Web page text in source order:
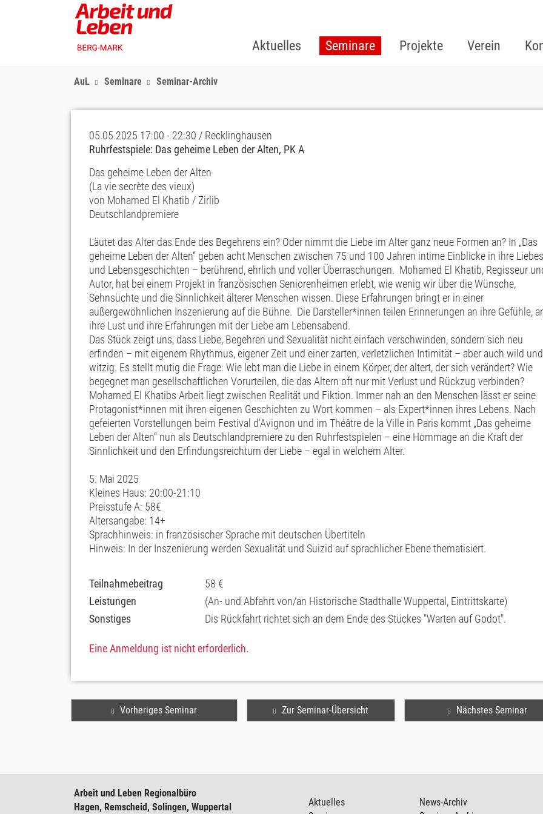
Aktuelles Seminare Projekte Verein
AuL Seminare Seminar-Archiv
05.05.2025 17:00 - 22:30 / Recklinghausen
Ruhrfestspiele: Das geheime Leben der Alten, PK A
Das geheime Leben der Alten
(La vie secrète des vieux)
von Mohamed El Khatib / Zirlib
Deutschlandpremiere
Läutet das Alter das Ende des Begehrens ein? Oder nimmt die Liebe im Alter ganz neue Formen an? In „Das
geheime Leben der Alten“ geben acht Menschen zwischen 75 und 100 Jahren intime Einblicke in ihre
und Lebensgeschichten – berührend, ehrlich und voller Überraschungen. Mohamed El Khatib, Regisseur
Autor, hat bei einem Projekt in französischen Seniorenheimen erlebt, wie wenig wir über die Wünsche,
Sehnsüchte und die Sinnlichkeit älterer Menschen wissen. Diese Erfahrungen bringt er in einer
außergewöhnlichen Inszenierung auf die Bühne. Die Darsteller*innen teilen Erinnerungen an ihre Gefühle,
ihre Lust und ihre Erfahrungen mit der Liebe am Lebensabend.
Das Stück zeigt uns, dass Liebe, Begehren und Sexualität nicht einfach verschwinden, sondern sich neu
erfinden – mit eigenem Rhythmus, eigener Zeit und einer zarten, verletzlichen Intimität – aber auch wild und
witzig. Es stellt mutig die Frage: Wie lebt man die Liebe in einem Körper, der altert, der sich verändert? Wie
begegnet man gesellschaftlichen Vorurteilen, die das Altern oft nur mit Verlust und Rückzug verbinden?
Mohamed El Khatibs Arbeit liegt zwischen Realität und Fiktion. Immer nah an den Menschen lässt er seine
Protagonist*innen mit ihren eigenen Geschichten zu Wort kommen – als Expert*innen ihres Lebens. Nach
gefeierten Vorstellungen beim Festival d’Avignon und im Théâtre de la Ville in Paris kommt „Das geheime
Leben der Alten“ nun als Deutschlandpremiere zu den Ruhrfestspielen – eine Hommage an die Kraft der
Sinnlichkeit und den Erfindungsreichtum der Liebe – egal in welchem Alter.
5. Mai 2025
Kleines Haus: 20:00-21:10
Preisstufe A: 58€
Altersangabe: 14+
Sprachhinweis: in französischer Sprache mit deutschen Übertiteln
Hinweis: In der Inszenierung werden Sexualität und Suizid auf sprachlicher Ebene thematisiert.
Teilnahmebeitrag
58 €
Leistungen
(An- und Abfahrt von/an Historische Stadthalle Wuppertal, Eintrittskarte)
Sonstiges
Dis Rückfahrt richtet sich an dem Ende des Stückes "Warten auf Godot".
Eine Anmeldung ist nicht erforderlich.
Vorheriges Seminar Zur Seminar-Übersicht Nächstes Seminar
Arbeit und Leben Regionalbüro
Hagen, Remscheid, Solingen, Wuppertal
Aktuelles
News-Archiv